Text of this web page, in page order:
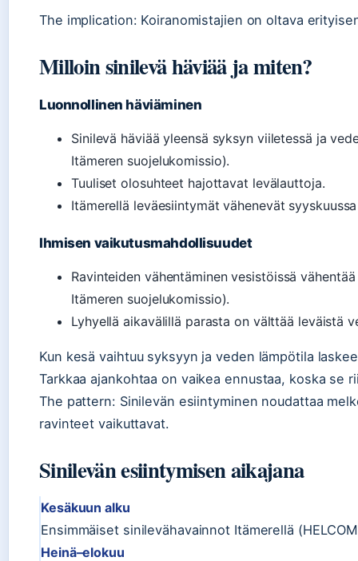
The implication: Koiranomistajien on oltava
Milloin sinilevä häviää ja miten?
Luonnollinen häviäminen
Sinilevä häviää yleensä syksyn viiletessä ja
Itämeren suojelukomissio).
Tuuliset olosuhteet hajottavat levälauttoja.
Itämerellä leväesiintymät vähenevät
Ihmisen vaikutusmahdollisuudet
Ravinteiden vähentäminen vesistöissä
Itämeren suojelukomissio).
Lyhyellä aikavälillä parasta on välttää leväistä
Kun kesä vaihtuu syksyyn ja veden lämpötila
Tarkkaa ajankohtaa on vaikea ennustaa, koska se
The pattern: Sinilevän esiintyminen noudattaa
ravinteet vaikuttavat.
Sinilevän esiintymisen aikajana
Kesäkuun alku
Ensimmäiset sinilevähavainnot Itämerellä
Heinä–elokuu